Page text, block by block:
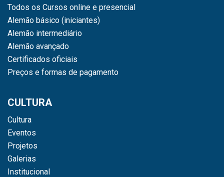
Todos os Cursos online e presencial
Alemão básico (iniciantes)
Alemão intermediário
Alemão avançado
Certificados oficiais
Preços e formas de pagamento
CULTURA
Cultura
Eventos
Projetos
Galerias
Institucional